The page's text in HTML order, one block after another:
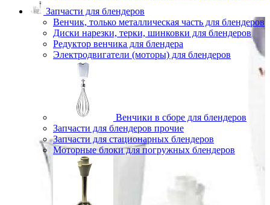
Запчасти для блендеров
Венчик, только металлическая часть для блендеров
Диски нарезки, терки, шинковки для блендеров
Редуктор венчика для блендера
Электродвигатели (моторы) для блендеров
Венчики в сборе для блендеров
Запчасти для блендеров прочие
Запчасти для стационарных блендеров
Моторные блоки для погружных блендеров